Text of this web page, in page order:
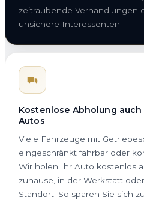
zeitraubende Verhandlungen
unsichere Interessenten.
Kostenlose Abholung
Autos
Viele Fahrzeuge mit
eingeschränkt fahrbar oder
Wir holen Ihr Auto kostenlos
zuhause, in der Werkstatt
Standort. So sparen Sie sich